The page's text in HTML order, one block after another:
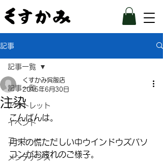
記事
記事一覧
アウトレット
イベント
コート
メンテナンス
記事一覧
注染
くすかみ呉服店
2015年6月30日
こんばんは。
月末の慌ただしい中ウインドウズパソ
コンがお疲れのご様子。